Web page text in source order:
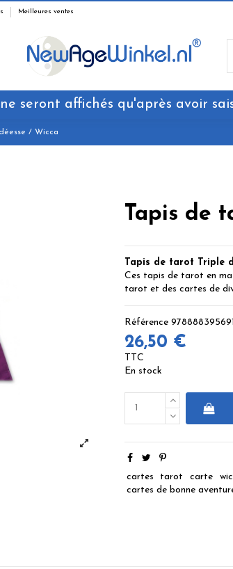
Meilleures ventes
seront affichés qu'après avoir
/ Wicca
Tapis de
Tapis de tarot Triple
Ces tapis de tarot en
tarot et des cartes de
Référence
26,50 €
TTC
En stock
cartes tarot carte
cartes de bonne